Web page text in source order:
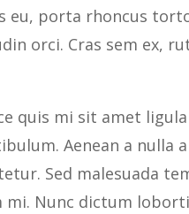
porta rhoncus
orci. Cras sem ex,
quis mi sit amet
Aenean a nulla
Sed malesuada
Nunc dictum